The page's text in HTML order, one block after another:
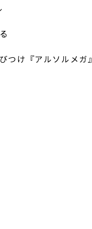
つけ『アルソルメ